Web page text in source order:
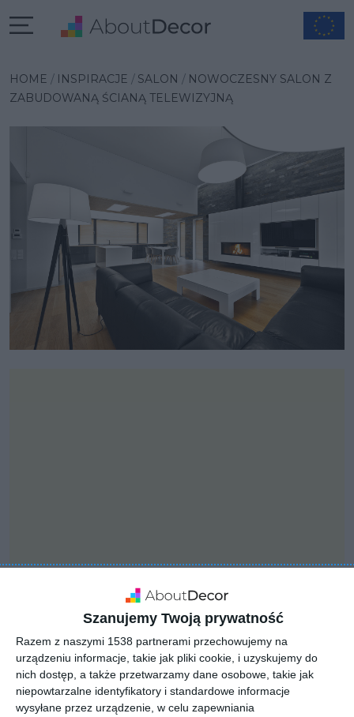
Szanujemy Twoją prywatność
Razem z naszymi 1538 partnerami przechowujemy na
urządzeniu informacje, takie jak pliki cookie, i uzyskujemy do
nich dostęp, a także przetwarzamy dane osobowe, takie jak
niepowtarzalne identyfikatory i standardowe informacje
wysyłane przez urządzenie, w celu zapewniania
HOME INSPIRACJE SALON
NOWOCZESNY SALON Z
ZABUDOWANĄ ŚCIANĄ TELEWIZYJNĄ
Nowoczesny salon z
zabudowaną ścianą
telewizyjną